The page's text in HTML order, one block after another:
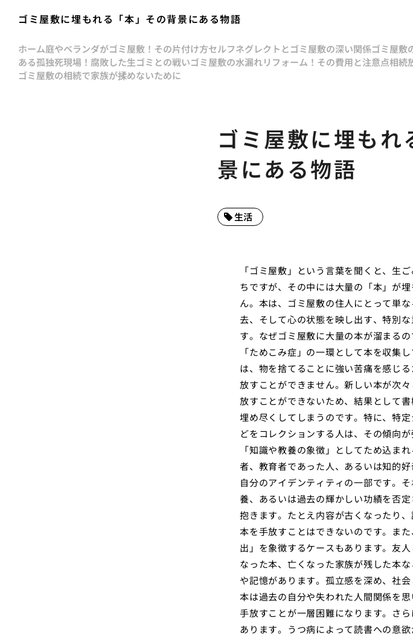
ゴミ屋敷に埋もれる「本」その背景にある物語
ホーム庭やベランダがゴミ屋敷！その片付け方セルフネグレクトとゴミ屋敷の深い関係ゴミ屋敷
ある孤独死現場！腐敗した生ゴミとの戦いゴミ屋敷の水漏れリフォーム！その費用と注意点相続
ゴミ屋敷の相続で家族が揉めないために
ゴミ屋敷に埋もれ
景にある物語
生活
「ゴミ屋敷」という言葉を聞くと、生
ちですが、その中には大量の「本」が
ん。本は、ゴミ屋敷の住人にとって単
去、そして心の状態を映し出す、特別
す。なぜゴミ屋敷に大量の本が溜まる
「ためこみ症」の一環として本を収集
は、物を捨てることに強い苦痛を感じ
放すことができません。新しい本が次
放すことができないため、結果として
埋め尽くしてしまうのです。特に、特
どをコレクションする人は、その傾向
「知識や教養の象徴」としてため込ま
者、教育者であった人、あるいは知的
自分のアイデンティティの一部です。
養、あるいは過去の輝かしい功績を否
抱きます。たとえ内容が古くなったり
本を手放すことはできないのです。ま
出」を象徴するケースもあります。友
なった本、亡くなった家族が残した本
や記憶があります。孤立感を深め、社
本は過去の自分や失われた人間関係を
手放すことが一層困難になります。さ
あります。うつ病によって読書への意